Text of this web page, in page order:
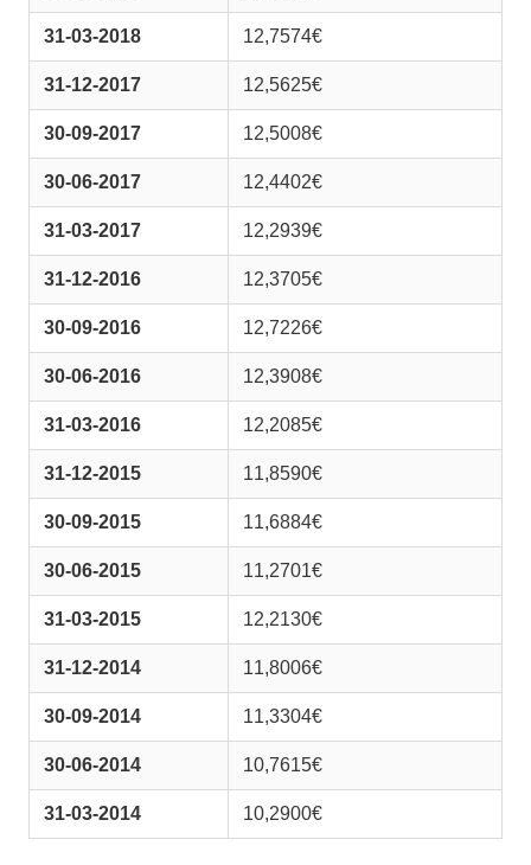
31-03-2018 12,7574€
31-12-2017 12,5625€
30-09-2017 12,5008€
30-06-2017 12,4402€
31-03-2017 12,2939€
31-12-2016 12,3705€
30-09-2016 12,7226€
30-06-2016 12,3908€
31-03-2016 12,2085€
31-12-2015 11,8590€
30-09-2015 11,6884€
30-06-2015 11,2701€
31-03-2015 12,2130€
31-12-2014 11,8006€
30-09-2014 11,3304€
30-06-2014 10,7615€
31-03-2014 10,2900€